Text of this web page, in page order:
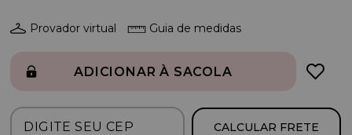
Provador virtual Guia de medidas
ADICIONAR À SACOLA
CALCULAR FRETE